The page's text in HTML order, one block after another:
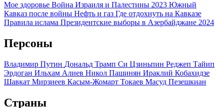
Мое здоровье Война Израиля и Палестины 2023 Южный
Кавказ после войны Нефть и газ Где отдохнуть на Кавказе
Правила ислама Президентские выборы в Азербайджане 2024
Персоны
Владимир Путин Дональд Трамп Си Цзиньпин Реджеп Тайип
Эрдоган Ильхам Алиев Никол Пашинян Ираклий Кобахидзе
Шавкат Мирзиеев Касым-Жомарт Токаев Масуд Пезешкиан
Страны